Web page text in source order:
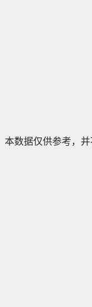
本数据仅供参考，并